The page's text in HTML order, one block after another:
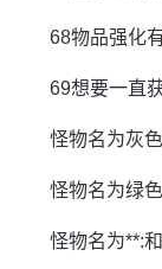
68物品强化
69想要一直
怪物名为灰
怪物名为绿
怪物名为**: